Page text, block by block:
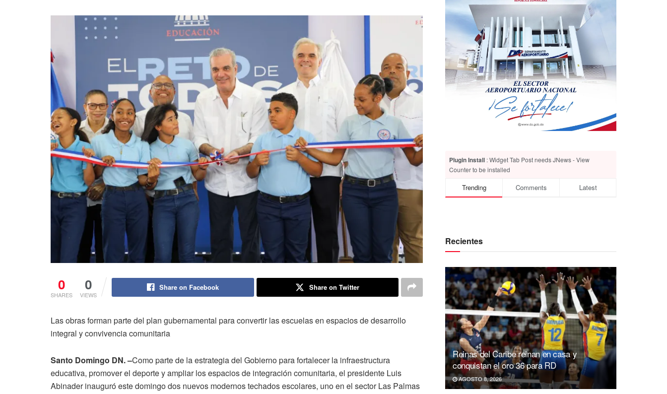
0
SHARES
0
VIEWS
Share on Facebook Share on Twitter
Las obras forman parte del plan gubernamental para convertir las escuelas en espacios de desarrollo
integral y convivencia comunitaria
Santo Domingo DN. –Como parte de la estrategia del Gobierno para fortalecer la infraestructura
educativa, promover el deporte y ampliar los espacios de integración comunitaria, el presidente Luis
Abinader inauguró este domingo dos nuevos modernos techados escolares, uno en el sector Las Palmas
Plugin Install : Widget Tab Post needs JNews - View
Counter to be installed
Trending Comments Latest
Recientes
Reinas del Caribe reinan en casa y
conquistan el oro 36 para RD
AGOSTO 8, 2026